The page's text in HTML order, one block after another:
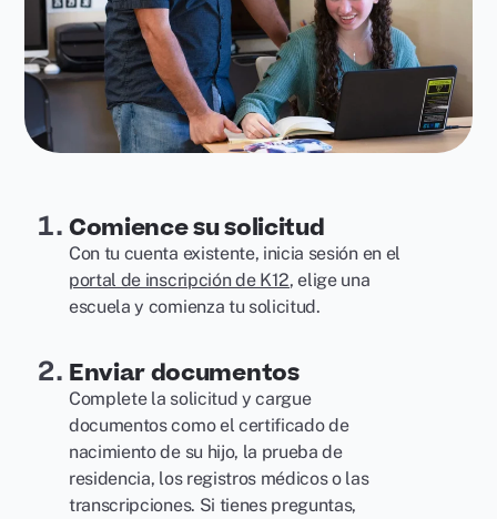
Comience su solicitud
Con tu cuenta existente, inicia sesión en el
portal de inscripción de K12, elige una
escuela y comienza tu solicitud.
Enviar documentos
Complete la solicitud y cargue
documentos como el certificado de
nacimiento de su hijo, la prueba de
residencia, los registros médicos o las
transcripciones. Si tienes preguntas,